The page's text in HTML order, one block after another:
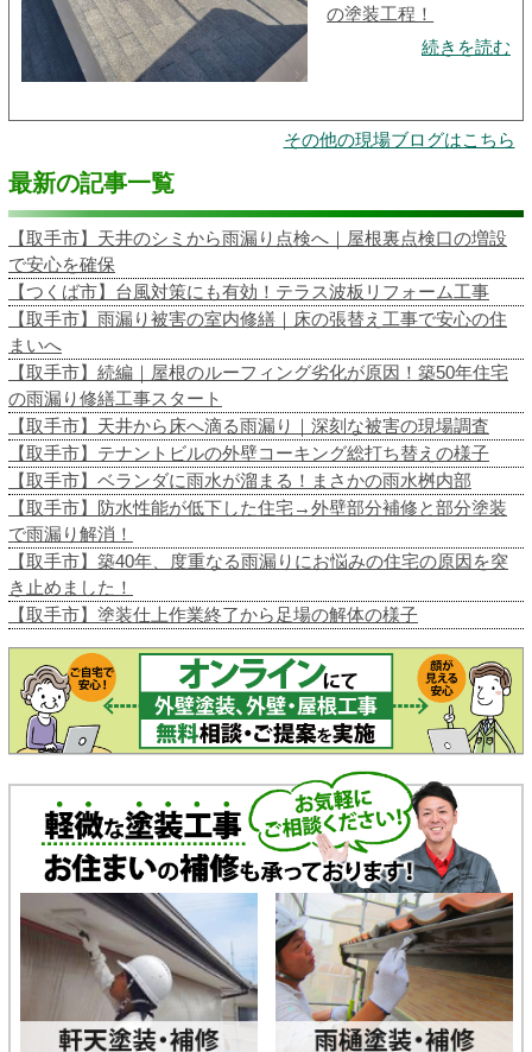
の塗装工程！
続きを読む
その他の現場ブログはこちら
最新の記事一覧
【取手市】天井のシミから雨漏り点検へ｜屋根裏点検口の増設
で安心を確保
【つくば市】台風対策にも有効！テラス波板リフォーム工事
【取手市】雨漏り被害の室内修繕｜床の張替え工事で安心の住
まいへ
【取手市】続編｜屋根のルーフィング劣化が原因！築50年住宅
の雨漏り修繕工事スタート
【取手市】天井から床へ滴る雨漏り｜深刻な被害の現場調査
【取手市】テナントビルの外壁コーキング総打ち替えの様子
【取手市】ベランダに雨水が溜まる！まさかの雨水桝内部
【取手市】防水性能が低下した住宅→外壁部分補修と部分塗装
で雨漏り解消！
【取手市】築40年、度重なる雨漏りにお悩みの住宅の原因を突
き止めました！
【取手市】塗装仕上作業終了から足場の解体の様子